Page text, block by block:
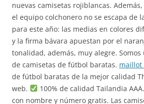
nuevas camisetas rojiblancas.
el equipo colchonero no se escapa de
para este año: las medias en colores
y la firma bávara apuestan por el
tonalidad, además, muy alegre.
de camisetas de fútbol baratas. maillot
de fútbol baratas de la mejor calidad
web.
100% de calidad Tailandia AAA.
con nombre y número gratis. Las